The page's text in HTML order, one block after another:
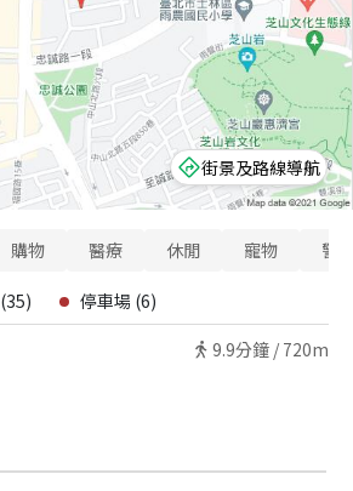
街景及路線導航
購物 醫療 休閒 寵物 警
(35) 停車場 (6)
9.9分鐘 / 720m